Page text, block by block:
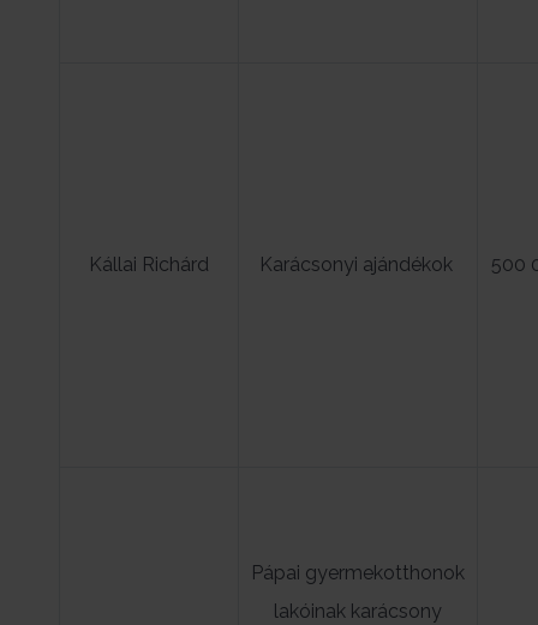
Kállai Richárd Karácsonyi ajándékok 500
Pápai gyermekotthonok
lakóinak karácsony